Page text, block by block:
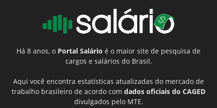
Há 8 anos, o Portal Salário é o maior site de pesquisa de
cargos e salários do Brasil.
Aqui você encontra estatísticas atualizadas do mercado de
trabalho brasileiro de acordo com dados oficiais do CAGED
divulgados pelo MTE.